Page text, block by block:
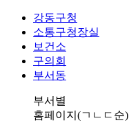
강동구청
소통구청장실
보건소
구의회
부서동
부서별
홈페이지 (ㄱㄴㄷ순)